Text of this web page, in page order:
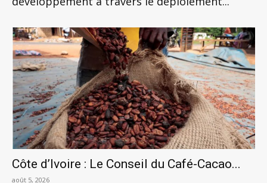
Côte d’Ivoire : Le Conseil du Café-Cacao...
août 5, 2026